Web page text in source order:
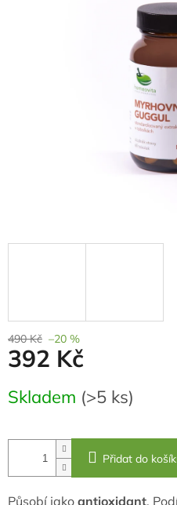
490 Kč –20 %
392 Kč
Měrná
cena:
Skladem (>5 ks)
Přidat do
Působí jako antioxidant.